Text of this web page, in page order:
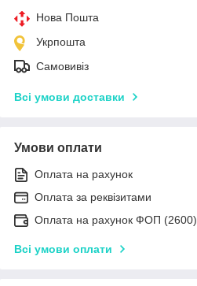
Нова Пошта
Укрпошта
Самовивіз
Всі умови доставки
Умови оплати
Оплата на рахунок
Оплата за реквізитами
Оплата на рахунок ФОП (2600)
Всі умови оплати